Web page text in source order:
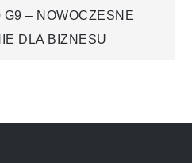
G9 – NOWOCZESNE
DLA BIZNESU